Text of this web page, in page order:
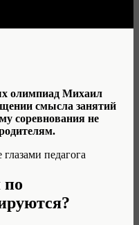
олимпиад Михаил
смысла занятий
соревнования не
по